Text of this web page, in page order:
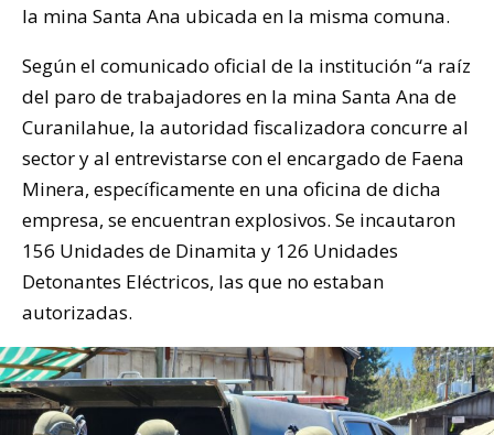
la mina Santa Ana ubicada en la misma comuna.
Según el comunicado oficial de la institución “a raíz
del paro de trabajadores en la mina Santa Ana de
Curanilahue, la autoridad fiscalizadora concurre al
sector y al entrevistarse con el encargado de Faena
Minera, específicamente en una oficina de dicha
empresa, se encuentran explosivos. Se incautaron
156 Unidades de Dinamita y 126 Unidades
Detonantes Eléctricos, las que no estaban
autorizadas.